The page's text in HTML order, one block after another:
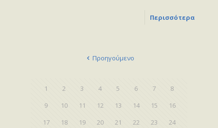
Περισσότερα
Προηγούμενο
1 2 3 4 5 6 7
8
9
10 11 12 13 14 15
16
17
18 19 20 21 22 23
24